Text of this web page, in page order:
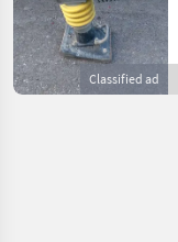
Classified ad